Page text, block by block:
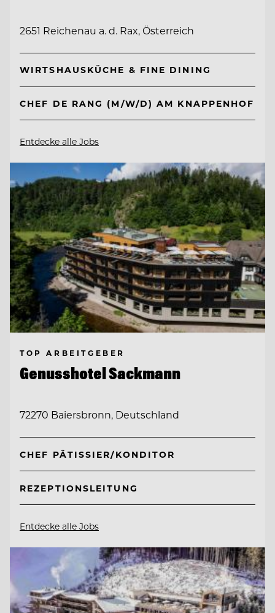
2651 Reichenau a. d. Rax, Österreich
WIRTSHAUSKÜCHE & FINE DINING
CHEF DE RANG (M/W/D) AM KNAPPENHOF
Entdecke alle Jobs
TOP ARBEITGEBER
Genusshotel Sackmann
72270 Baiersbronn, Deutschland
CHEF PÂTISSIER/KONDITOR
REZEPTIONSLEITUNG
Entdecke alle Jobs